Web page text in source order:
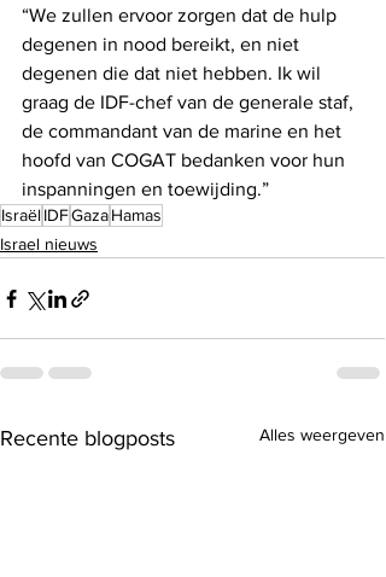
“We zullen ervoor zorgen dat de hulp
degenen in nood bereikt, en niet
degenen die dat niet hebben. Ik wil
graag de IDF-chef van de generale staf,
de commandant van de marine en het
hoofd van COGAT bedanken voor hun
inspanningen en toewijding.”
IsraëlIDFGazaHamas
Israel nieuws
Recente blogposts Alles weergeven